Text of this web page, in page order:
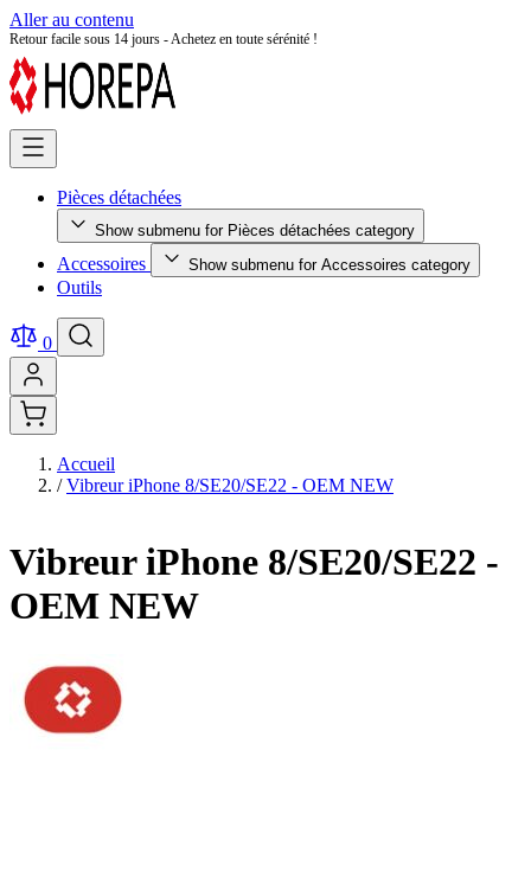
Aller au contenu
Retour facile sous 14 jours - Achetez en toute sérénité !
Pièces détachées
Show submenu for Pièces détachées category
Accessoires Show submenu for Accessoires category
Outils
0
Accueil
/ Vibreur iPhone 8/SE20/SE22 - OEM NEW
Vibreur iPhone 8/SE20/SE22 -
OEM NEW